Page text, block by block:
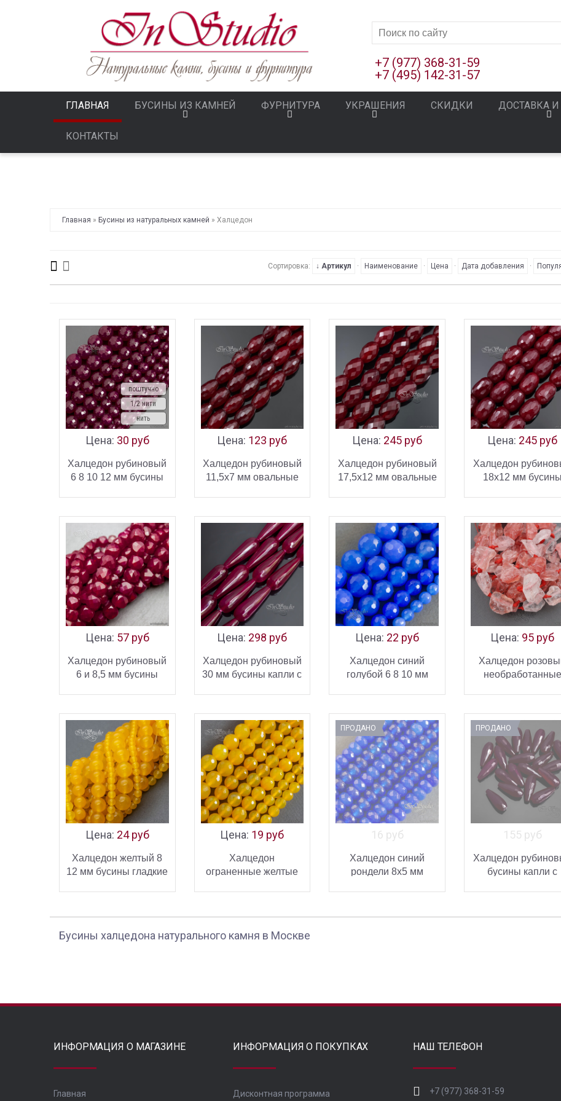
+7 (977) 368-31-59
+7 (495) 142-31-57
ГЛАВНАЯ БУСИНЫ ИЗ КАМНЕЙ ФУРНИТУРА УКРАШЕНИЯ СКИДКИ ДОСТАВКА
КОНТАКТЫ
Главная » Бусины из натуральных камней » Халцедон
Сортировка: ↓ Артикул · Наименование · Цена · Дата добавления ·
поштучно
1/2 нити
нить
Цена: 30 руб
Халцедон рубиновый
6 8 10 12 мм бусины
В КОРЗИНУ
КУПИТЬ
Цена: 123 руб
Халцедон рубиновый
11,5х7 мм овальные
В КОРЗИНУ
КУПИТЬ
Цена: 245 руб
Халцедон рубиновый
17,5х12 мм овальные
В КОРЗИНУ
КУПИТЬ
Цена: 245 руб
Халцедон
18х12 мм бусины
В
Цена: 57 руб
Халцедон рубиновый
6 и 8,5 мм бусины
В КОРЗИНУ
КУПИТЬ
Цена: 298 руб
Халцедон рубиновый
30 мм бусины капли с
В КОРЗИНУ
КУПИТЬ
Цена: 22 руб
Халцедон синий
голубой 6 8 10 мм
В КОРЗИНУ
КУПИТЬ
Цена: 95 руб
Халцедон
необработанные
В
Цена: 24 руб
Халцедон желтый 8
12 мм бусины гладкие
В КОРЗИНУ
Цена: 19 руб
Халцедон
ограненные желтые
В КОРЗИНУ
КУПИТЬ
16 руб
Халцедон синий
рондели 8х5 мм
ПРОДАНО
155 руб
Халцедон
бусины капли с
ПРОДАНО
Бусины халцедона натурального камня в Москве
ИНФОРМАЦИЯ О МАГАЗИНЕ
Главная
ИНФОРМАЦИЯ О ПОКУПКАХ
Дисконтная программа
НАШ ТЕЛЕФОН
+7 (977) 368-31-59